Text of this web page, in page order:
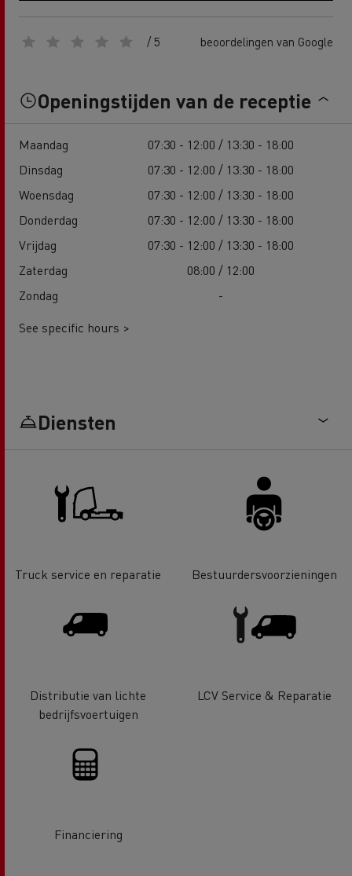
/ 5 beoordelingen van Google
Openingstijden van de receptie
Maandag
07:30 - 12:00 / 13:30 - 18:00
Dinsdag
07:30 - 12:00 / 13:30 - 18:00
Woensdag
07:30 - 12:00 / 13:30 - 18:00
Donderdag
07:30 - 12:00 / 13:30 - 18:00
Vrijdag
07:30 - 12:00 / 13:30 - 18:00
Zaterdag
08:00 / 12:00
Zondag
-
See specific hours >
Diensten
Truck service en reparatie Bestuurdersvoorzieningen
Distributie van lichte
bedrijfsvoertuigen
LCV Service & Reparatie
Financiering